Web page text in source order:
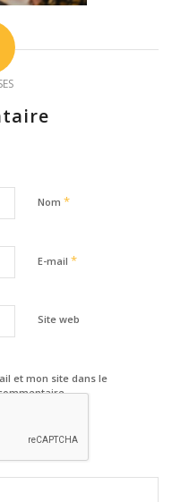
Nom *
E-mail *
Site web
et mon site dans le